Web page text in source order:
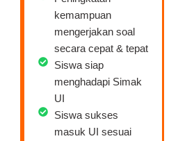
kemampuan
mengerjakan soal
secara cepat & tepat
Siswa siap
menghadapi Simak
UI
Siswa sukses
masuk UI sesuai